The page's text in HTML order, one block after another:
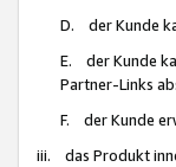
D. der Kunde
E. der Kunde
Partner-Links
F. der Kunde
iii. das Produkt